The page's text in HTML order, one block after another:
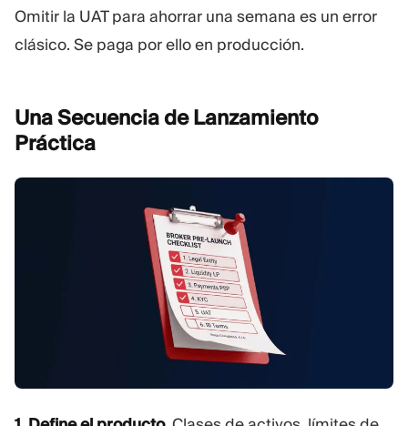
Omitir la UAT para ahorrar una semana es un error
clásico. Se paga por ello en producción.
Una Secuencia de Lanzamiento
Práctica